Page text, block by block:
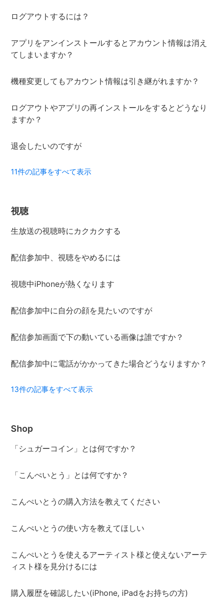
ログアウトするには？
アプリをアンインストールするとアカウント情報は消え
てしまいますか？
機種変更してもアカウント情報は引き継がれますか？
ログアウトやアプリの再インストールをするとどうなり
ますか？
退会したいのですが
11件の記事をすべて表示
視聴
生放送の視聴時にカクカクする
配信参加中、視聴をやめるには
視聴中iPhoneが熱くなります
配信参加中に自分の顔を見たいのですが
配信参加画面で下の動いている画像は誰ですか？
配信参加中に電話がかかってきた場合どうなりますか？
13件の記事をすべて表示
Shop
「シュガーコイン」とは何ですか？
「こんぺいとう」とは何ですか？
こんぺいとうの購入方法を教えてください
こんぺいとうの使い方を教えてほしい
こんぺいとうを使えるアーティスト様と使えないアーテ
ィスト様を見分けるには
購入履歴を確認したい(iPhone, iPadをお持ちの方)